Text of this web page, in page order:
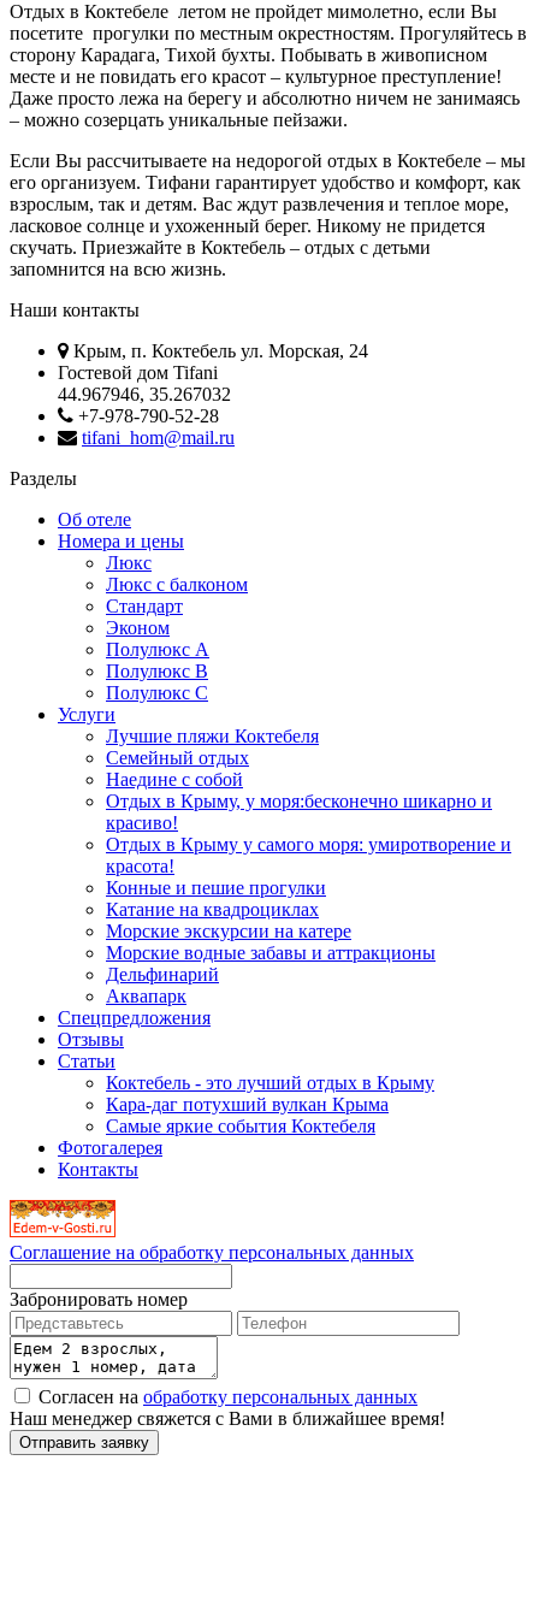
Отдых в Коктебеле летом не пройдет мимолетно, если Вы
посетите прогулки по местным окрестностям. Прогуляйтесь в
сторону Карадага, Тихой бухты. Побывать в живописном
месте и не повидать его красот – культурное преступление!
Даже просто лежа на берегу и абсолютно ничем не занимаясь
– можно созерцать уникальные пейзажи.
Если Вы рассчитываете на недорогой отдых в Коктебеле – мы
его организуем. Тифани гарантирует удобство и комфорт, как
взрослым, так и детям. Вас ждут развлечения и теплое море,
ласковое солнце и ухоженный берег. Никому не придется
скучать. Приезжайте в Коктебель – отдых с детьми
запомнится на всю жизнь.
Наши контакты
Крым, п. Коктебель ул. Морская, 24
Гостевой дом Tifani
44.967946, 35.267032
+7-978-790-52-28
tifani_hom@mail.ru
Разделы
Об отеле
Номера и цены
Люкс
Люкс с балконом
Стандарт
Эконом
Полулюкс А
Полулюкс B
Полулюкс С
Услуги
Лучшие пляжи Коктебеля
Семейный отдых
Наедине с собой
Отдых в Крыму, у моря:бесконечно шикарно и
красиво!
Отдых в Крыму у самого моря: умиротворение и
красота!
Конные и пешие прогулки
Катание на квадроциклах
Морские экскурсии на катере
Морские водные забавы и аттракционы
Дельфинарий
Аквапарк
Спецпредложения
Отзывы
Статьи
Коктебель - это лучший отдых в Крыму
Кара-даг потухший вулкан Крыма
Самые яркие события Коктебеля
Фотогалерея
Контакты
Соглашение на обработку персональных данных
Забронировать номер
Согласен на обработку персональных данных
Наш менеджер свяжется с Вами в ближайшее время!